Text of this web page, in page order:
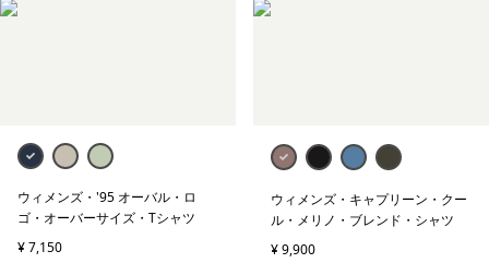
ウィメンズ・'95 オーバル・ロ
ゴ・オーバーサイズ・Tシャツ
¥ 7,150
ウィメンズ・キャプリーン・クー
ル・メリノ・ブレンド・シャツ
¥ 9,900